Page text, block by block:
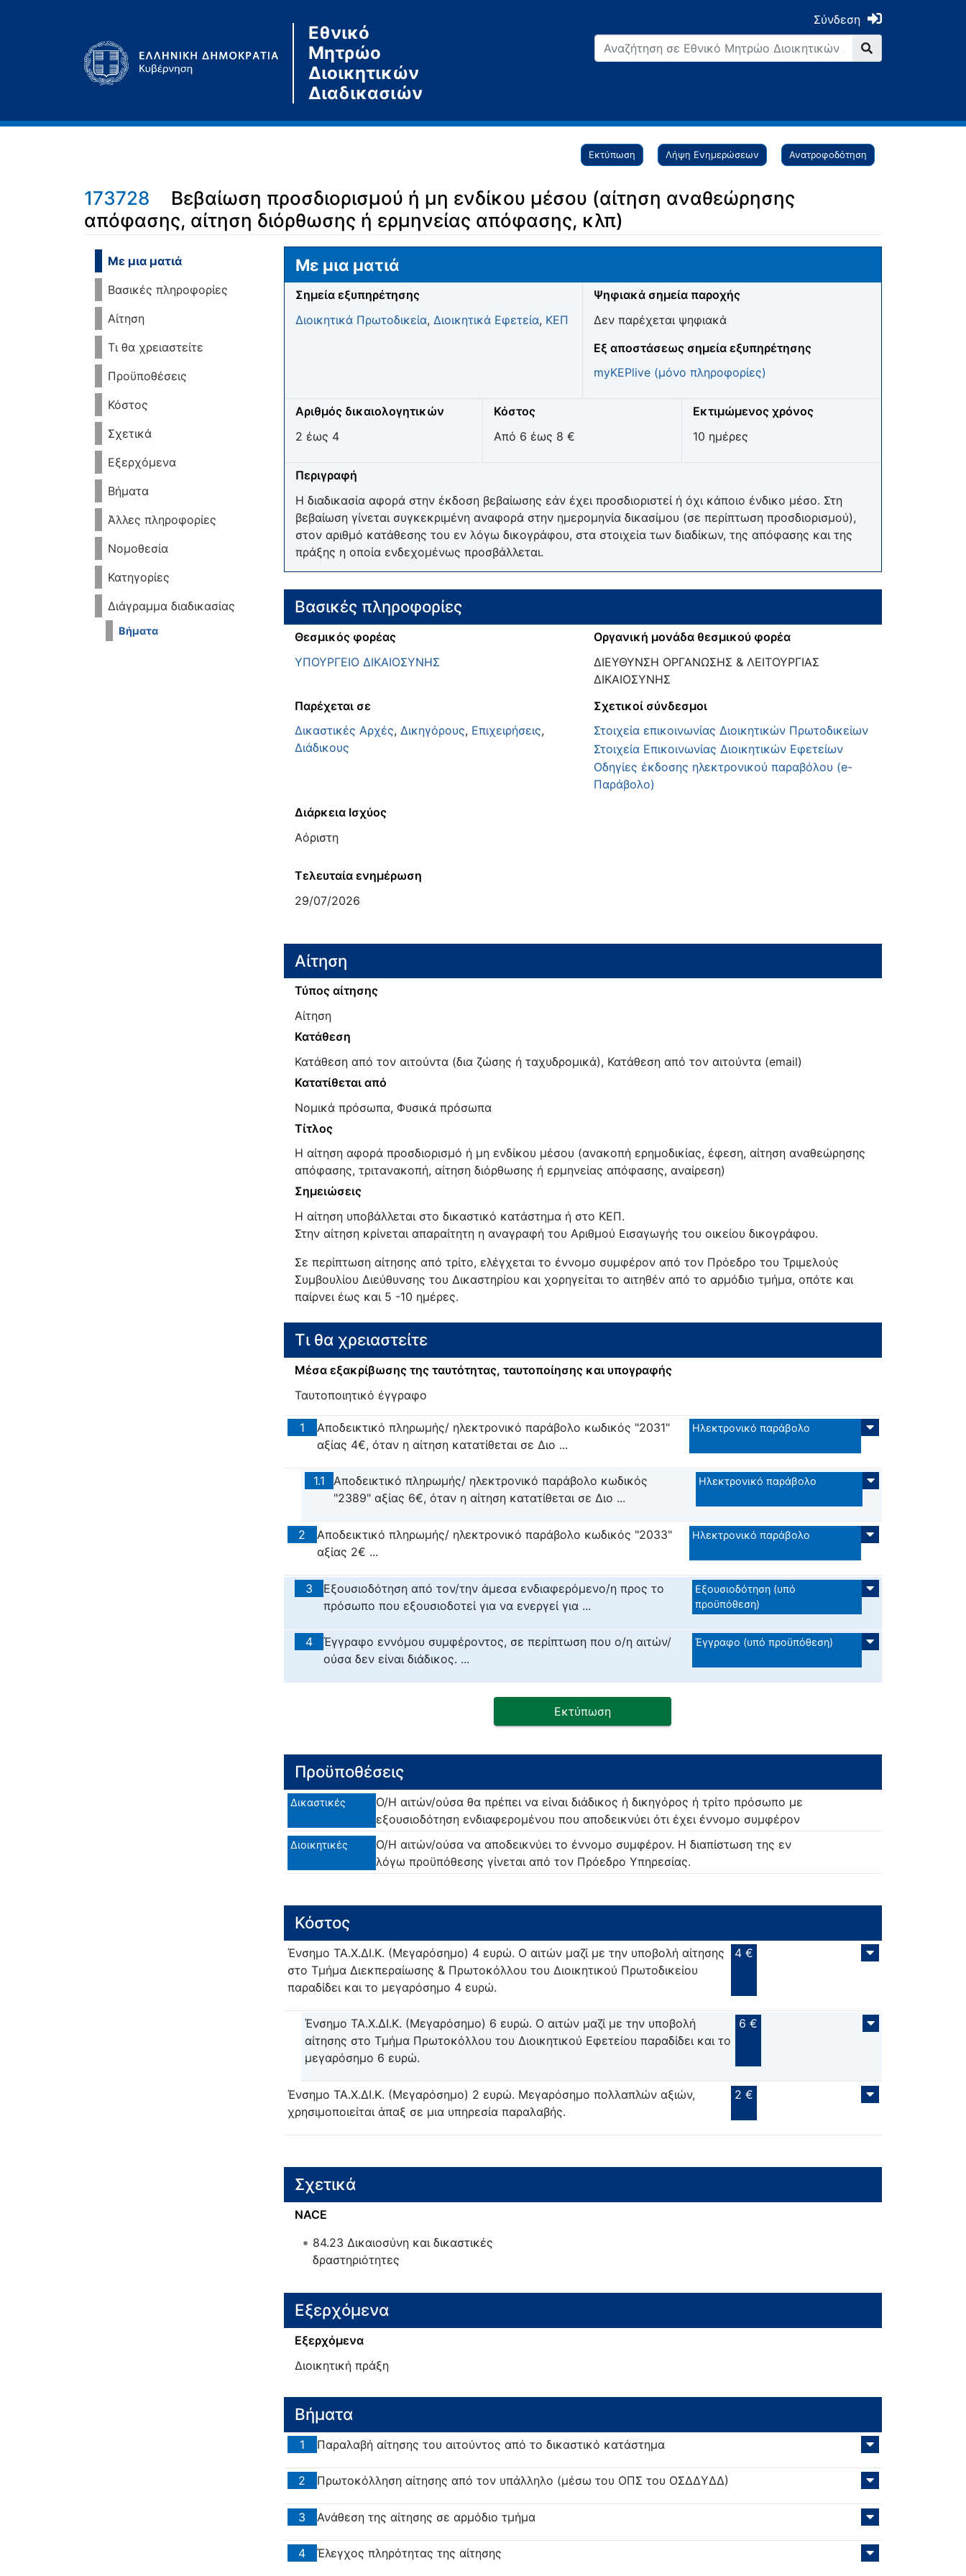
Εθνικό
Μητρώο
Διοικητικών
Διαδικασιών
Σύνδεση
Εκτύπωση Λήψη Ενημερώσεων Ανατροφοδότηση
173728
Βεβαίωση προσδιορισμού ή μη ενδίκου μέσου (αίτηση αναθεώρησης
απόφασης, αίτηση διόρθωσης ή ερμηνείας απόφασης, κλπ)
Μετάβαση σε: πλοήγηση
Με μια ματιά
Βασικές πληροφορίες
Αίτηση
Τι θα χρειαστείτε
Προϋποθέσεις
Κόστος
Σχετικά
Εξερχόμενα
Βήματα
Άλλες πληροφορίες
Νομοθεσία
Κατηγορίες
Διάγραμμα διαδικασίας
Βήματα
Με μια ματιά
Σημεία εξυπηρέτησης
Διοικητικά Πρωτοδικεία, Διοικητικά Εφετεία, ΚΕΠ
Ψηφιακά σημεία παροχής
Δεν παρέχεται ψηφιακά
Eξ αποστάσεως σημεία εξυπηρέτησης
myKEPlive (μόνο πληροφορίες)
Αριθμός δικαιολογητικών
2 έως 4
Κόστος
Από 6 έως 8 €
Εκτιμώμενος χρόνος
10 ημέρες
Περιγραφή
Η διαδικασία αφορά στην έκδοση βεβαίωσης εάν έχει προσδιοριστεί ή όχι κάποιο ένδικο μέσο. Στη
βεβαίωση γίνεται συγκεκριμένη αναφορά στην ημερομηνία δικασίμου (σε περίπτωση προσδιορισμού),
στον αριθμό κατάθεσης του εν λόγω δικογράφου, στα στοιχεία των διαδίκων, της απόφασης και της
πράξης η οποία ενδεχομένως προσβάλλεται.
Βασικές πληροφορίες
Θεσμικός φορέας
ΥΠΟΥΡΓΕΙΟ ΔΙΚΑΙΟΣΥΝΗΣ
Οργανική μονάδα θεσμικού φορέα
ΔΙΕΥΘΥΝΣΗ ΟΡΓΑΝΩΣΗΣ & ΛΕΙΤΟΥΡΓΙΑΣ
ΔΙΚΑΙΟΣΥΝΗΣ
Παρέχεται σε
Δικαστικές Αρχές, Δικηγόρους, Επιχειρήσεις,
Διάδικους
Σχετικοί σύνδεσμοι
Στοιχεία επικοινωνίας Διοικητικών Πρωτοδικείων
Στοιχεία Επικοινωνίας Διοικητικών Εφετείων
Οδηγίες έκδοσης ηλεκτρονικού παραβόλου (e-
Παράβολο)
Διάρκεια Ισχύος
Αόριστη
Τελευταία ενημέρωση
29/07/2026
Αίτηση
Τύπος αίτησης
Αίτηση
Κατάθεση
Κατάθεση από τον αιτούντα (δια ζώσης ή ταχυδρομικά), Κατάθεση από τον αιτούντα (email)
Κατατίθεται από
Νομικά πρόσωπα, Φυσικά πρόσωπα
Τίτλος
Η αίτηση αφορά προσδιορισμό ή μη ενδίκου μέσου (ανακοπή ερημοδικίας, έφεση, αίτηση αναθεώρησης
απόφασης, τριτανακοπή, αίτηση διόρθωσης ή ερμηνείας απόφασης, αναίρεση)
Σημειώσεις
Η αίτηση υποβάλλεται στο δικαστικό κατάστημα ή στο ΚΕΠ.
Στην αίτηση κρίνεται απαραίτητη η αναγραφή του Αριθμού Εισαγωγής του οικείου δικογράφου.
Σε περίπτωση αίτησης από τρίτο, ελέγχεται το έννομο συμφέρον από τον Πρόεδρο του Τριμελούς
Συμβουλίου Διεύθυνσης του Δικαστηρίου και χορηγείται το αιτηθέν από το αρμόδιο τμήμα, οπότε και
παίρνει έως και 5 -10 ημέρες.
Τι θα χρειαστείτε
Μέσα εξακρίβωσης της ταυτότητας, ταυτοποίησης και υπογραφής
Ταυτοποιητικό έγγραφο
1
Αποδεικτικό πληρωμής/ ηλεκτρονικό παράβολο κωδικός "2031"
αξίας 4€, όταν η αίτηση κατατίθεται σε Διο ...
Ηλεκτρονικό παράβολο
1.1
Αποδεικτικό πληρωμής/ ηλεκτρονικό παράβολο κωδικός
"2389" αξίας 6€, όταν η αίτηση κατατίθεται σε Διο ...
Ηλεκτρονικό παράβολο
2
Αποδεικτικό πληρωμής/ ηλεκτρονικό παράβολο κωδικός "2033"
αξίας 2€ ...
Ηλεκτρονικό παράβολο
3
Εξουσιοδότηση από τον/την άμεσα ενδιαφερόμενο/η προς το
πρόσωπο που εξουσιοδοτεί για να ενεργεί για ...
Εξουσιοδότηση (υπό
προϋπόθεση)
4
Έγγραφο εννόμου συμφέροντος, σε περίπτωση που ο/η αιτών/
ούσα δεν είναι διάδικος. ...
Έγγραφο (υπό προϋπόθεση)
Εκτύπωση
Προϋποθέσεις
Δικαστικές
Ο/Η αιτών/ούσα θα πρέπει να είναι διάδικος ή δικηγόρος ή τρίτο πρόσωπο με
εξουσιοδότηση ενδιαφερομένου που αποδεικνύει ότι έχει έννομο συμφέρον
Διοικητικές
Ο/Η αιτών/ούσα να αποδεικνύει το έννομο συμφέρον. Η διαπίστωση της εν
λόγω προϋπόθεσης γίνεται από τον Πρόεδρο Υπηρεσίας.
Κόστος
Ένσημο ΤΑ.Χ.ΔΙ.Κ. (Μεγαρόσημο) 4 ευρώ. Ο αιτών μαζί με την υποβολή αίτησης
στο Τμήμα Διεκπεραίωσης & Πρωτοκόλλου του Διοικητικού Πρωτοδικείου
παραδίδει και το μεγαρόσημο 4 ευρώ.
4 €
Ένσημο ΤΑ.Χ.ΔΙ.Κ. (Μεγαρόσημο) 6 ευρώ. Ο αιτών μαζί με την υποβολή
αίτησης στο Τμήμα Πρωτοκόλλου του Διοικητικού Εφετείου παραδίδει και το
μεγαρόσημο 6 ευρώ.
6 €
Ένσημο ΤΑ.Χ.ΔΙ.Κ. (Μεγαρόσημο) 2 ευρώ. Μεγαρόσημο πολλαπλών αξιών,
χρησιμοποιείται άπαξ σε μια υπηρεσία παραλαβής.
2 €
Σχετικά
NACE
84.23 Δικαιοσύνη και δικαστικές
δραστηριότητες
Εξερχόμενα
Εξερχόμενα
Διοικητική πράξη
Βήματα
1 Παραλαβή αίτησης του αιτούντος από το δικαστικό κατάστημα
2 Πρωτοκόλληση αίτησης από τον υπάλληλο (μέσω του ΟΠΣ του ΟΣΔΔΥΔΔ)
3 Ανάθεση της αίτησης σε αρμόδιο τμήμα
4 Έλεγχος πληρότητας της αίτησης